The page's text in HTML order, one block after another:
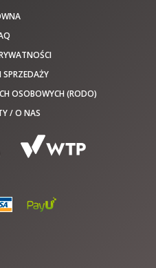
SPRZEDAŻY
OSOBOWYCH (RODO)
/ O NAS